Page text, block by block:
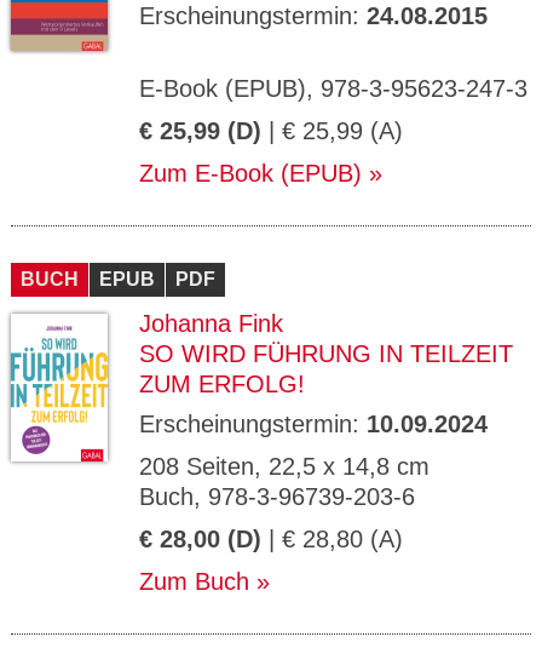
Erscheinungstermin: 24.08.2015
E-Book (EPUB), 978-3-95623-247-3
€ 25,99 (D) | € 25,99 (A)
Zum E-Book (EPUB)
BUCH EPUB PDF
Johanna Fink
SO WIRD FÜHRUNG IN TEILZEIT
ZUM ERFOLG!
Erscheinungstermin: 10.09.2024
208 Seiten, 22,5 x 14,8 cm
Buch, 978-3-96739-203-6
€ 28,00 (D) | € 28,80 (A)
Zum Buch